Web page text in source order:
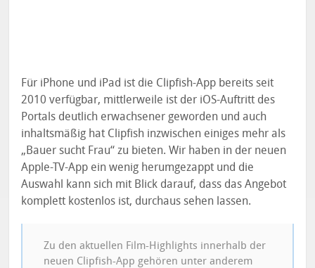
Für iPhone und iPad ist die Clipfish-App bereits seit
2010 verfügbar, mittlerweile ist der iOS-Auftritt des
Portals deutlich erwachsener geworden und auch
inhaltsmäßig hat Clipfish inzwischen einiges mehr als
„Bauer sucht Frau“ zu bieten. Wir haben in der neuen
Apple-TV-App ein wenig herumgezappt und die
Auswahl kann sich mit Blick darauf, dass das Angebot
komplett kostenlos ist, durchaus sehen lassen.
Zu den aktuellen Film-Highlights innerhalb der
neuen Clipfish-App gehören unter anderem